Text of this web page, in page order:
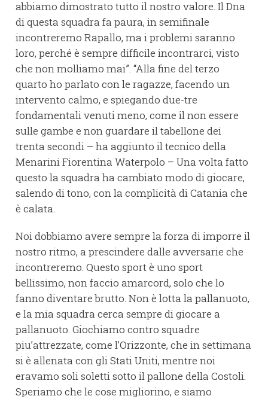
abbiamo dimostrato tutto il nostro valore. Il Dna
di questa squadra fa paura, in semifinale
incontreremo Rapallo, ma i problemi saranno
loro, perché è sempre difficile incontrarci, visto
che non molliamo mai”. “Alla fine del terzo
quarto ho parlato con le ragazze, facendo un
intervento calmo, e spiegando due-tre
fondamentali venuti meno, come il non essere
sulle gambe e non guardare il tabellone dei
trenta secondi – ha aggiunto il tecnico della
Menarini Fiorentina Waterpolo – Una volta fatto
questo la squadra ha cambiato modo di giocare,
salendo di tono, con la complicità di Catania che
è calata.
Noi dobbiamo avere sempre la forza di imporre il
nostro ritmo, a prescindere dalle avversarie che
incontreremo. Questo sport è uno sport
bellissimo, non faccio amarcord, solo che lo
fanno diventare brutto. Non è lotta la pallanuoto,
e la mia squadra cerca sempre di giocare a
pallanuoto. Giochiamo contro squadre
piu’attrezzate, come l’Orizzonte, che in settimana
si è allenata con gli Stati Uniti, mentre noi
eravamo soli soletti sotto il pallone della Costoli.
Speriamo che le cose migliorino, e siamo